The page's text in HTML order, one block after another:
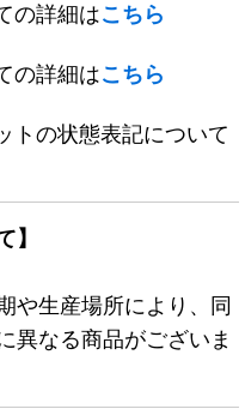
の詳細はこちら
の詳細はこちら
トの状態表記について
】
や生産場所により、同
異なる商品がございま